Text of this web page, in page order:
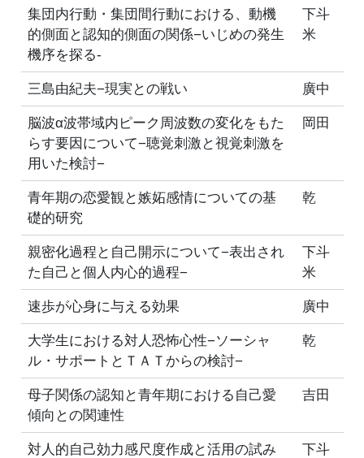
集団内行動・集団間行動における、動機
的側面と認知的側面の関係−いじめの発生
機序を探る-
下斗
米
三島由紀夫−現実との戦い 廣中
脳波α波帯域内ピーク周波数の変化をもた
らす要因について−聴覚刺激と視覚刺激を
用いた検討−
岡田
青年期の恋愛観と嫉妬感情についての基
礎的研究
乾
親密化過程と自己開示について−表出され
た自己と個人内心的過程−
下斗
米
速歩が心身に与える効果 廣中
大学生における対人恐怖心性−ソーシャ
ル・サポートとＴＡＴからの検討−
乾
母子関係の認知と青年期における自己愛
傾向との関連性
吉田
対人的自己効力感尺度作成と活用の試み
下斗